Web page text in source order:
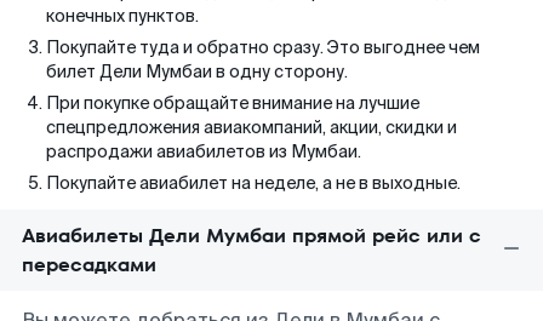
конечных пунктов.
Покупайте туда и обратно сразу. Это выгоднее чем
билет Дели Мумбаи в одну сторону.
При покупке обращайте внимание на лучшие
спецпредложения авиакомпаний, акции, скидки и
распродажи авиабилетов из Мумбаи.
Покупайте авиабилет на неделе, а не в выходные.
Авиабилеты Дели Мумбаи прямой рейс или с
пересадками